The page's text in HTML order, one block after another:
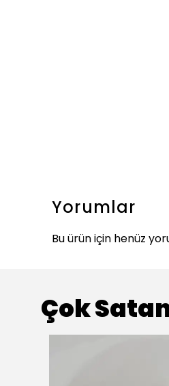
Yorumlar
Bu ürün için henüz
Çok